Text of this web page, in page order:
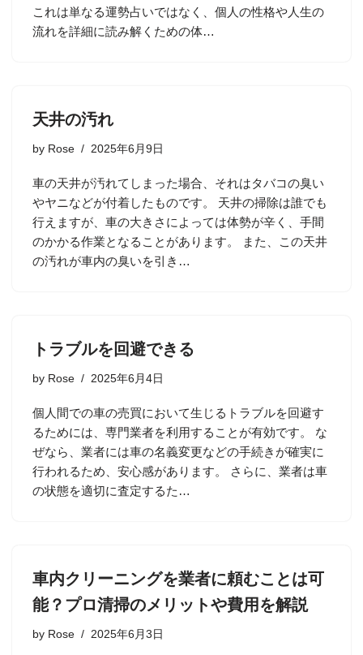
これは単なる運勢占いではなく、個人の性格や人生の
流れを詳細に読み解くための体…
天井の汚れ
by Rose 2025年6月9日
車の天井が汚れてしまった場合、それはタバコの臭い
やヤニなどが付着したものです。 天井の掃除は誰でも
行えますが、車の大きさによっては体勢が辛く、手間
のかかる作業となることがあります。 また、この天井
の汚れが車内の臭いを引き…
トラブルを回避できる
by Rose 2025年6月4日
個人間での車の売買において生じるトラブルを回避す
るためには、専門業者を利用することが有効です。 な
ぜなら、業者には車の名義変更などの手続きが確実に
行われるため、安心感があります。 さらに、業者は車
の状態を適切に査定するた…
車内クリーニングを業者に頼むことは可
能？プロ清掃のメリットや費用を解説
by Rose 2025年6月3日